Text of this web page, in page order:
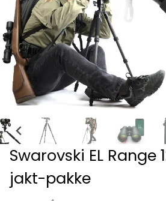
Swarovski EL Range
jakt-pakke